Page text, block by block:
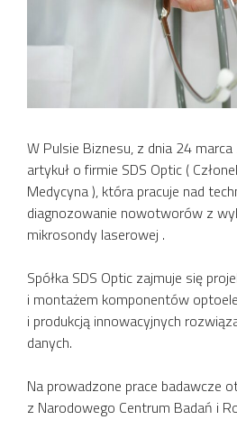
W Pulsie Biznesu, z dnia 24 marca
artykuł o firmie SDS Optic (
Medycyna ), która pracuje nad
diagnozowanie nowotworów z
mikrosondy laserowej .
Spółka SDS Optic zajmuje się
i montażem komponentów
i produkcją innowacyjnych
danych.
Na prowadzone prace badawcze
z Narodowego Centrum Badań i